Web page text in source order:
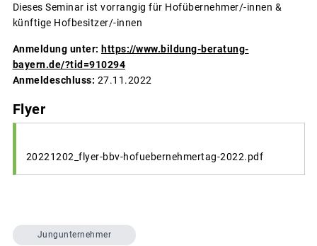
Dieses Seminar ist vorrangig für Hofübernehmer/-innen &
künftige Hofbesitzer/-innen
Anmeldung unter: https://www.bildung-beratung-
bayern.de/?tid=910294
Anmeldeschluss: 27.11.2022
Flyer
20221202_flyer-bbv-hofuebernehmertag-2022.pdf
Jungunternehmer